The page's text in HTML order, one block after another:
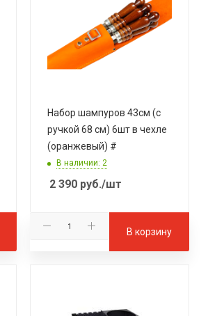
Набор шампуров 43см (с
ручкой 68 см) 6шт в чехле
(оранжевый) #
В наличии: 2
2 390руб./шт
В корзину